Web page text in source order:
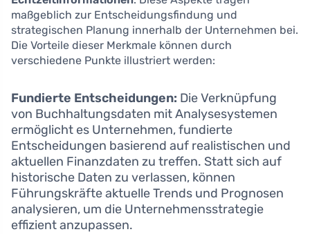
maßgeblich zur Entscheidungsfindung und
strategischen Planung innerhalb der Unternehmen bei.
Die Vorteile dieser Merkmale können durch
verschiedene Punkte illustriert werden:
Fundierte Entscheidungen: Die Verknüpfung
von Buchhaltungsdaten mit Analysesystemen
ermöglicht es Unternehmen, fundierte
Entscheidungen basierend auf realistischen und
aktuellen Finanzdaten zu treffen. Statt sich auf
historische Daten zu verlassen, können
Führungskräfte aktuelle Trends und Prognosen
analysieren, um die Unternehmensstrategie
effizient anzupassen.